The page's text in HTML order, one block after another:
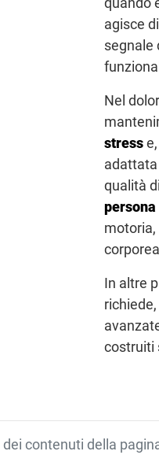
agisce
segnale
Nel
stresse,
qualità
persona
In altre
costruiti
contenuti della